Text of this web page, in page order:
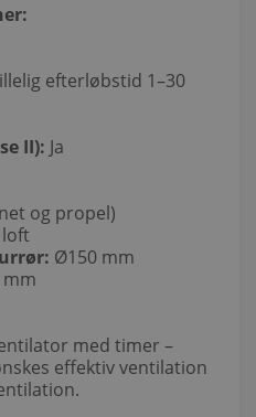
efterløbstid 1–30
II): Ja
og propel)
Ø150 mm
mm
med timer –
effektiv ventilation